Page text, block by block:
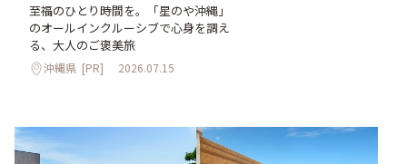
至福のひとり時間を。「星のや沖縄」
のオールインクルーシブで心身を調え
る、大人のご褒美旅
沖縄県 [PR] 2026.07.15